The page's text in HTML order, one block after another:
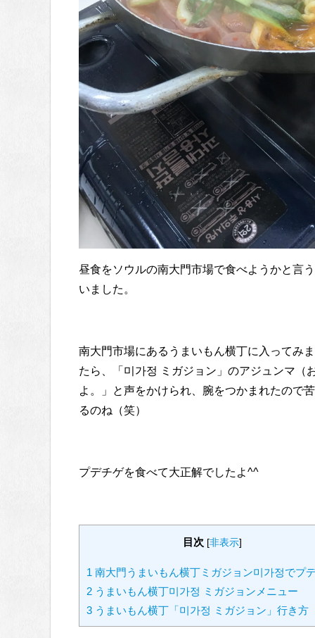
昼食をソウルの南大門市場で食べようかと言
いました。
南大門市場にあるうまいもん横丁に入ってみ
たら、「미가정 ミガジョン」のアジュンマ（
よ。」と声をかけられ、腕をつかまれたので
るのね（笑）
プデチゲを食べて大正解でしたよ^^
目次 [非表示]
1 南大門うまいもん横丁ミガジョン미가정でプ
2 うまいもん横丁미가정 ミガジョンメニュー
3 うまいもん横丁「미가정 ミガジョン」行き方